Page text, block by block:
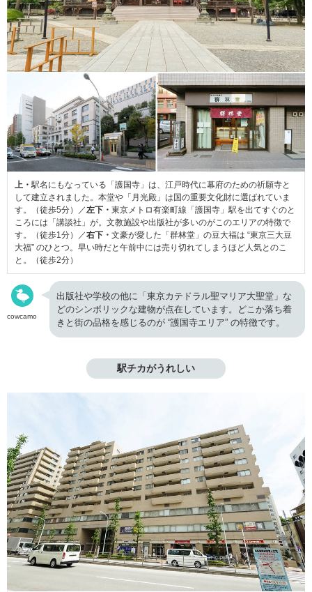
上・駅名にもなっている「護国寺」は、江戸時代に幕府のための祈願寺と
して建立されました。本堂や「月光殿」は国の重要文化財に選ばれていま
す。（徒歩5分）／左下・ 東京メトロ有楽町線「護国寺」駅を出てすぐのと
ころには「講談社」が。文教施設や出版社が多いのがこのエリアの特徴で
す。（徒歩1分）／右下・ 文豪が愛した「群林堂」の豆大福は “東京三大豆
大福” のひとつ。早い時だと午前中には売り切れてしまうほど人気とのこ
と。（徒歩2分）
cowcamo
出版社や学校の他に「東京カテドラル聖マリア大聖堂」な
どのシンボリックな建物が点在しています。どこか落ち着
きと街の品格を感じるのが “護国寺エリア” の特徴です。
駅チカがうれしい